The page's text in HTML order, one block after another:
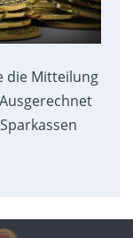
die Mitteilung